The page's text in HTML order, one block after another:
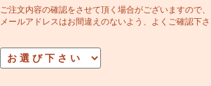
ご注文内容の確認をさせて頂く場合がございますので、
メールアドレスはお間違えのないよう、よくご確認下